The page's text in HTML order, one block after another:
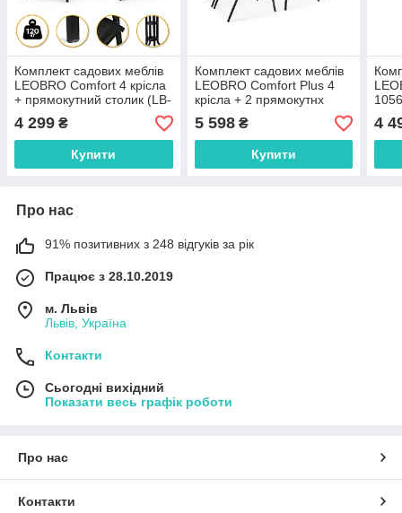
Комплект садових меблів
LEOBRO Comfort 4 крісла
+ прямокутний столик (LB-
1054)
4 299 ₴
Купити
Комплект садових меблів
LEOBRO Comfort Plus 4
крісла + 2 прямокутнх
столика (LB-1053-2)
5 598₴
Купити
4
Про нас
91% позитивних з 248 відгуків за рік
Працює з 28.10.2019
м. Львів
Львів, Україна
Контакти
Сьогодні вихідний
Показати весь графік роботи
Про нас
Контакти